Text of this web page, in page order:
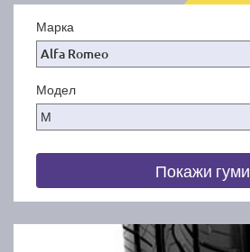
Марка
Модел
Покажи гуми